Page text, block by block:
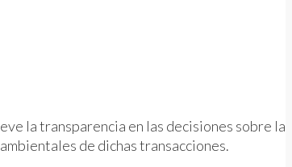
la transparencia en las decisiones sobre la
de dichas transacciones.